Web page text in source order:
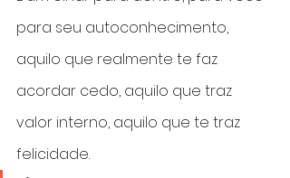
para seu autoconhecimento,
aquilo que realmente te faz
acordar cedo, aquilo que traz
valor interno, aquilo que te traz
felicidade.